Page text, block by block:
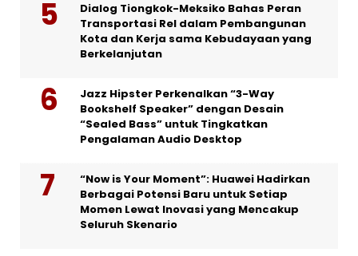
Dialog Tiongkok-Meksiko Bahas Peran
Transportasi Rel dalam Pembangunan
Kota dan Kerja sama Kebudayaan yang
Berkelanjutan
Jazz Hipster Perkenalkan “3-Way
Bookshelf Speaker” dengan Desain
“Sealed Bass” untuk Tingkatkan
Pengalaman Audio Desktop
“Now is Your Moment”: Huawei Hadirkan
Berbagai Potensi Baru untuk Setiap
Momen Lewat Inovasi yang Mencakup
Seluruh Skenario